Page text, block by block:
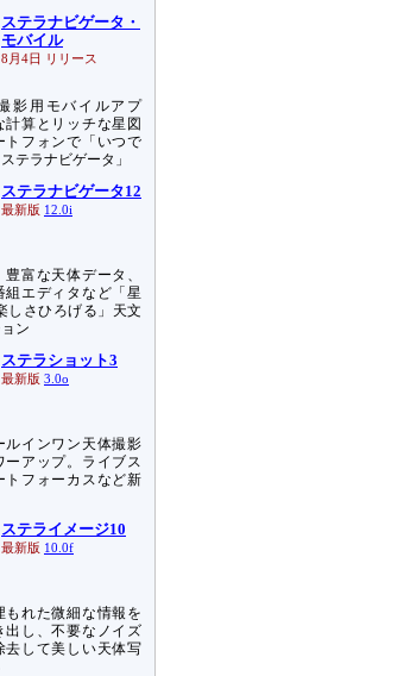
ステラナビゲータ・
モバイル
8月4日 リリース
影用モバイルアプ
計算とリッチな星図
トフォンで「いつで
テラナビゲータ」
ステラナビゲータ12
最新版 12.0i
富な天体データ、
組エディタなど「星
しさひろげる」天文
ン
ステラショット3
最新版 3.0o
ルインワン天体撮影
ーアップ。ライブス
トフォーカスなど新
ステライメージ10
最新版 10.0f
もれた微細な情報を
出し、不要なノイズ
去して美しい天体写